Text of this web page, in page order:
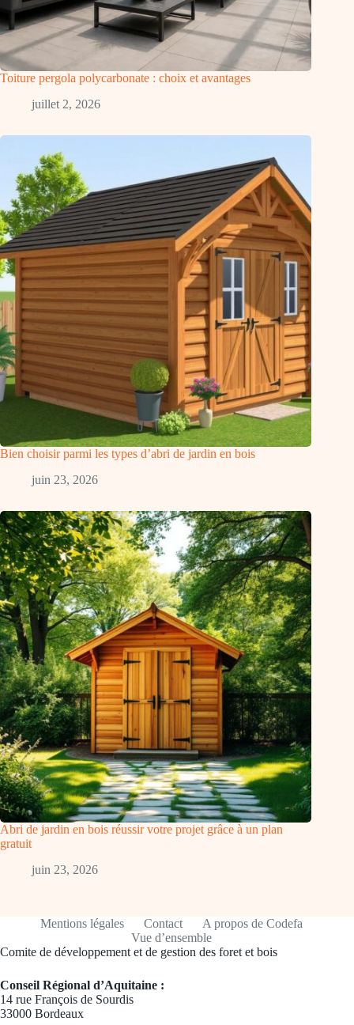
Toiture pergola polycarbonate : choix et avantages
juillet 2, 2026
Bien choisir parmi les types d’abri de jardin en bois
juin 23, 2026
Abri de jardin en bois réussir votre projet grâce à un plan
gratuit
juin 23, 2026
Mentions légales Contact
A propos de Codefa
Vue d’ensemble
Comite de développement et de gestion des foret et bois
Conseil Régional d’Aquitaine :
14 rue François de Sourdis
33000 Bordeaux